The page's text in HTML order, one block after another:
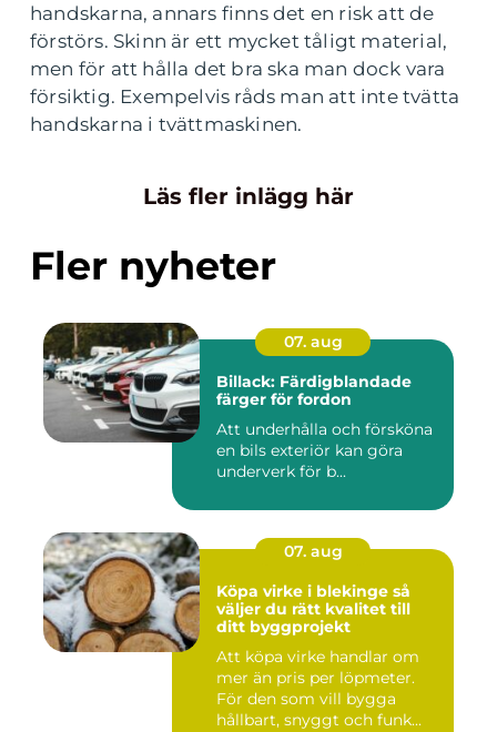
handskarna, annars finns det en risk att de
förstörs. Skinn är ett mycket tåligt material,
men för att hålla det bra ska man dock vara
försiktig. Exempelvis råds man att inte tvätta
handskarna i tvättmaskinen.
Läs fler inlägg här
Fler nyheter
07. aug
Billack: Färdigblandade
färger för fordon
Att underhålla och försköna
en bils exteriör kan göra
underverk för b...
07. aug
Köpa virke i blekinge så
väljer du rätt kvalitet till
ditt byggprojekt
Att köpa virke handlar om
mer än pris per löpmeter.
För den som vill bygga
hållbart, snyggt och funk...